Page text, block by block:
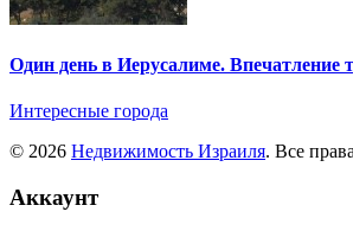
Один день в Иерусалиме. Впечатление
Интересные города
© 2026 Недвижимость Израиля. Все
Аккаунт